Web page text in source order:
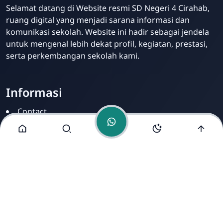
Admin
Online
Selamat datang di Website resmi SD Negeri 4 Cirahab,
ruang digital yang menjadi sarana informasi dan
komunikasi sekolah. Website ini hadir sebagai jendela
untuk mengenal lebih dekat profil, kegiatan, prestasi,
serta perkembangan sekolah kami.
Informasi
Contact
Disclamer